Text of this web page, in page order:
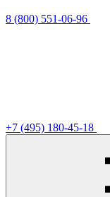
8 (800) 551-06-96
+7 (495) 180-45-18